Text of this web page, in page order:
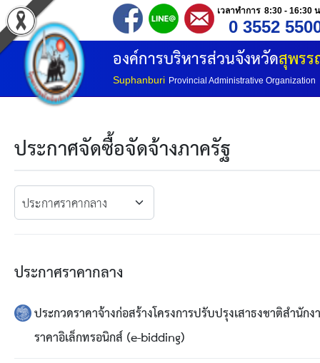
เวลาทำการ 8:30 - 16:30
0 3552
องค์การบริหารส่วนจังหวัดสุพร
Suphanburi Provincial Administrative Organization
หน้าแรก
ประวัติ อบจ
อำนาจหน้าที่
โครงสร้างองค์กร
วิสัยทัศน์
ยุทธศาสตร์การพัฒนา
ประกาศจัดซื้อจัดจ้างภาครัฐ
ประกาศราคากลาง
ประกวดราคาจ้างก่อสร้างโครงการปรับปรุงเสาธงชาติสำ
ราคาอิเล็กทรอนิกส์ (e-bidding)